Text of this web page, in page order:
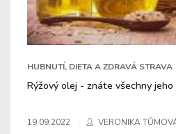
HUBNUTÍ, DIETA A ZDRAVÁ STRAVA
Rýžový olej - znáte všechny
19.09.2022 VERONIKA